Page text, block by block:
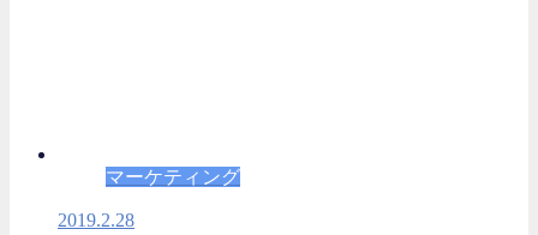
マーケティング
2019.2.28